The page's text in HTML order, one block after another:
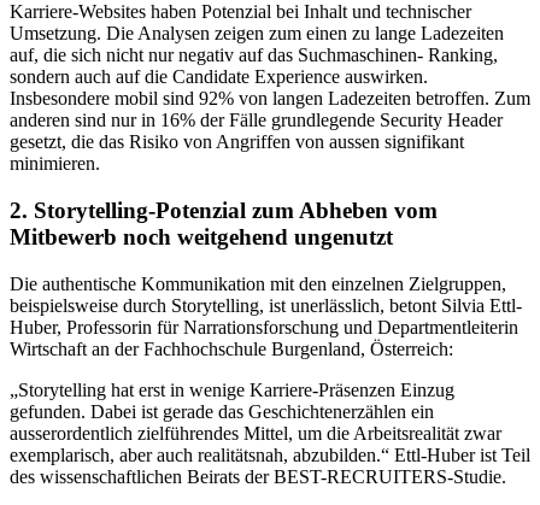
Karriere-Websites haben Potenzial bei Inhalt und technischer
Umsetzung. Die Analysen zeigen zum einen zu lange Ladezeiten
auf, die sich nicht nur negativ auf das Suchmaschinen- Ranking,
sondern auch auf die Candidate Experience auswirken.
Insbesondere mobil sind 92% von langen Ladezeiten betroffen. Zum
anderen sind nur in 16% der Fälle grundlegende Security Header
gesetzt, die das Risiko von Angriffen von aussen signifikant
minimieren.
2. Storytelling-Potenzial zum Abheben vom
Mitbewerb noch weitgehend ungenutzt
Die authentische Kommunikation mit den einzelnen Zielgruppen,
beispielsweise durch Storytelling, ist unerlässlich, betont Silvia Ettl-
Huber, Professorin für Narrationsforschung und Departmentleiterin
Wirtschaft an der Fachhochschule Burgenland, Österreich:
„Storytelling hat erst in wenige Karriere-Präsenzen Einzug
gefunden. Dabei ist gerade das Geschichtenerzählen ein
ausserordentlich zielführendes Mittel, um die Arbeitsrealität zwar
exemplarisch, aber auch realitätsnah, abzubilden.“ Ettl-Huber ist Teil
des wissenschaftlichen Beirats der BEST-RECRUITERS-Studie.